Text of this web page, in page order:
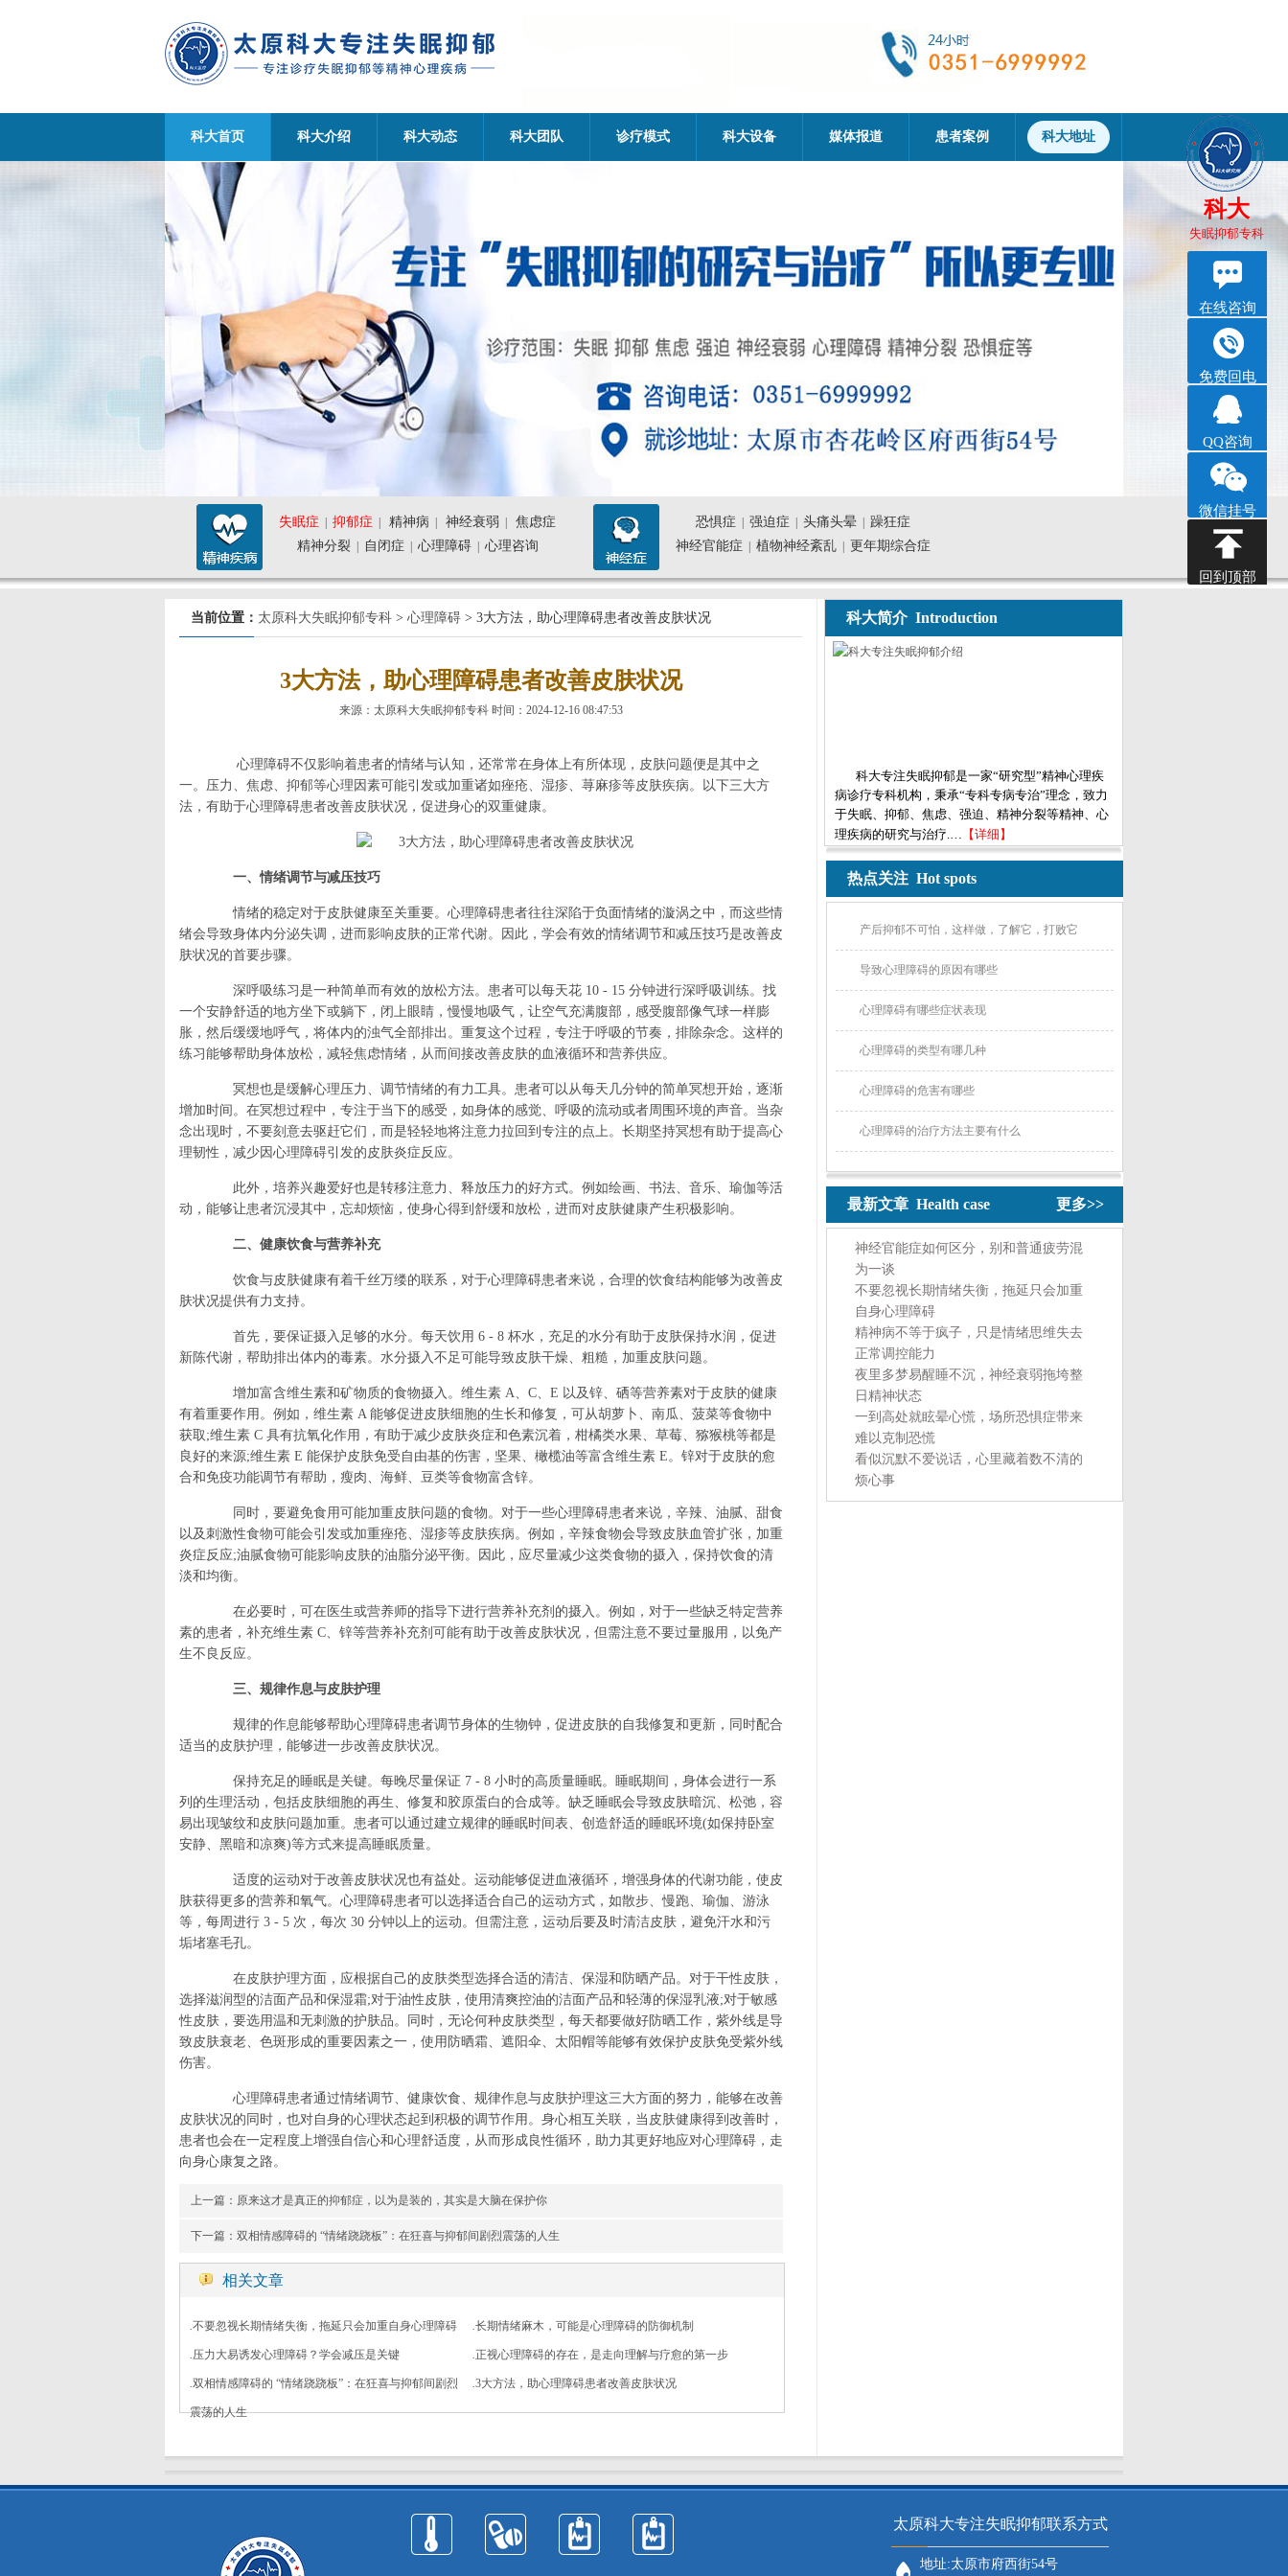
科大首页 科大介绍 科大动态 科大团队 诊疗模式 科大设备 媒体报道 患者案例 科大地址
失眠症 抑郁症 精神病 神经衰弱
焦虑症
精神分裂
自闭症 心理障碍 心理咨询
恐惧症 强迫症 头痛头晕
躁狂症
神经官能症
植物神经紊乱 更年期综合症
当前位置： 太原科大失眠抑郁专科 > 心理障碍 > 3大方法，助心理障碍患者改善皮肤状况
3大方法，助心理障碍患者改善皮肤状况
来源：太原科大失眠抑郁专科 时间：2024-12-16 08:47:53
心理障碍不仅影响着患者的情绪与认知，还常常在身体上有所体现，皮肤问题便是其中之
一。压力、焦虑、抑郁等心理因素可能引发或加重诸如痤疮、湿疹、荨麻疹等皮肤疾病。以下三大方
法，有助于心理障碍患者改善皮肤状况，促进身心的双重健康。
一、情绪调节与减压技巧
情绪的稳定对于皮肤健康至关重要。心理障碍患者往往深陷于负面情绪的漩涡之中，而这些情
绪会导致身体内分泌失调，进而影响皮肤的正常代谢。因此，学会有效的情绪调节和减压技巧是改善皮
肤状况的首要步骤。
深呼吸练习是一种简单而有效的放松方法。患者可以每天花 10 - 15 分钟进行深呼吸训练。找
一个安静舒适的地方坐下或躺下，闭上眼睛，慢慢地吸气，让空气充满腹部，感受腹部像气球一样膨
胀，然后缓缓地呼气，将体内的浊气全部排出。重复这个过程，专注于呼吸的节奏，排除杂念。这样的
练习能够帮助身体放松，减轻焦虑情绪，从而间接改善皮肤的血液循环和营养供应。
冥想也是缓解心理压力、调节情绪的有力工具。患者可以从每天几分钟的简单冥想开始，逐渐
增加时间。在冥想过程中，专注于当下的感受，如身体的感觉、呼吸的流动或者周围环境的声音。当杂
念出现时，不要刻意去驱赶它们，而是轻轻地将注意力拉回到专注的点上。长期坚持冥想有助于提高心
理韧性，减少因心理障碍引发的皮肤炎症反应。
此外，培养兴趣爱好也是转移注意力、释放压力的好方式。例如绘画、书法、音乐、瑜伽等活
动，能够让患者沉浸其中，忘却烦恼，使身心得到舒缓和放松，进而对皮肤健康产生积极影响。
二、健康饮食与营养补充
饮食与皮肤健康有着千丝万缕的联系，对于心理障碍患者来说，合理的饮食结构能够为改善皮
肤状况提供有力支持。
首先，要保证摄入足够的水分。每天饮用 6 - 8 杯水，充足的水分有助于皮肤保持水润，促进
新陈代谢，帮助排出体内的毒素。水分摄入不足可能导致皮肤干燥、粗糙，加重皮肤问题。
增加富含维生素和矿物质的食物摄入。维生素 A、C、E 以及锌、硒等营养素对于皮肤的健康
有着重要作用。例如，维生素 A 能够促进皮肤细胞的生长和修复，可从胡萝卜、南瓜、菠菜等食物中
获取;维生素 C 具有抗氧化作用，有助于减少皮肤炎症和色素沉着，柑橘类水果、草莓、猕猴桃等都是
良好的来源;维生素 E 能保护皮肤免受自由基的伤害，坚果、橄榄油等富含维生素 E。锌对于皮肤的愈
合和免疫功能调节有帮助，瘦肉、海鲜、豆类等食物富含锌。
同时，要避免食用可能加重皮肤问题的食物。对于一些心理障碍患者来说，辛辣、油腻、甜食
以及刺激性食物可能会引发或加重痤疮、湿疹等皮肤疾病。例如，辛辣食物会导致皮肤血管扩张，加重
炎症反应;油腻食物可能影响皮肤的油脂分泌平衡。因此，应尽量减少这类食物的摄入，保持饮食的清
淡和均衡。
在必要时，可在医生或营养师的指导下进行营养补充剂的摄入。例如，对于一些缺乏特定营养
素的患者，补充维生素 C、锌等营养补充剂可能有助于改善皮肤状况，但需注意不要过量服用，以免产
生不良反应。
三、规律作息与皮肤护理
规律的作息能够帮助心理障碍患者调节身体的生物钟，促进皮肤的自我修复和更新，同时配合
适当的皮肤护理，能够进一步改善皮肤状况。
保持充足的睡眠是关键。每晚尽量保证 7 - 8 小时的高质量睡眠。睡眠期间，身体会进行一系
列的生理活动，包括皮肤细胞的再生、修复和胶原蛋白的合成等。缺乏睡眠会导致皮肤暗沉、松弛，容
易出现皱纹和皮肤问题加重。患者可以通过建立规律的睡眠时间表、创造舒适的睡眠环境(如保持卧室
安静、黑暗和凉爽)等方式来提高睡眠质量。
适度的运动对于改善皮肤状况也有益处。运动能够促进血液循环，增强身体的代谢功能，使皮
肤获得更多的营养和氧气。心理障碍患者可以选择适合自己的运动方式，如散步、慢跑、瑜伽、游泳
等，每周进行 3 - 5 次，每次 30 分钟以上的运动。但需注意，运动后要及时清洁皮肤，避免汗水和污
垢堵塞毛孔。
在皮肤护理方面，应根据自己的皮肤类型选择合适的清洁、保湿和防晒产品。对于干性皮肤，
选择滋润型的洁面产品和保湿霜;对于油性皮肤，使用清爽控油的洁面产品和轻薄的保湿乳液;对于敏感
性皮肤，要选用温和无刺激的护肤品。同时，无论何种皮肤类型，每天都要做好防晒工作，紫外线是导
致皮肤衰老、色斑形成的重要因素之一，使用防晒霜、遮阳伞、太阳帽等能够有效保护皮肤免受紫外线
伤害。
心理障碍患者通过情绪调节、健康饮食、规律作息与皮肤护理这三大方面的努力，能够在改善
皮肤状况的同时，也对自身的心理状态起到积极的调节作用。身心相互关联，当皮肤健康得到改善时，
患者也会在一定程度上增强自信心和心理舒适度，从而形成良性循环，助力其更好地应对心理障碍，走
向身心康复之路。
上一篇： 原来这才是真正的抑郁症，以为是装的，其实是大脑在保护你
下一篇： 双相情感障碍的 “情绪跷跷板”：在狂喜与抑郁间剧烈震荡的人生
相关文章
.不要忽视长期情绪失衡，拖延只会加重自身心理障碍 .长期情绪麻木，可能是心理障碍的防御机制
.压力大易诱发心理障碍？学会减压是关键 .正视心理障碍的存在，是走向理解与疗愈的第一步
.双相情感障碍的 “情绪跷跷板”：在狂喜与抑郁间剧烈
震荡的人生
.3大方法，助心理障碍患者改善皮肤状况
科大简介 Introduction
科大专注失眠抑郁是一家“研究型”精神心理疾
病诊疗专科机构，秉承“专科专病专治”理念，致力
于失眠、抑郁、焦虑、强迫、精神分裂等精神、心
理疾病的研究与治疗.… 【详细】
热点关注 Hot spots
产后抑郁不可怕，这样做，了解它，打败它
导致心理障碍的原因有哪些
心理障碍有哪些症状表现
心理障碍的类型有哪几种
心理障碍的危害有哪些
心理障碍的治疗方法主要有什么
最新文章 Health case 更多>>
神经官能症如何区分，别和普通疲劳混
为一谈
不要忽视长期情绪失衡，拖延只会加重
自身心理障碍
精神病不等于疯子，只是情绪思维失去
正常调控能力
夜里多梦易醒睡不沉，神经衰弱拖垮整
日精神状态
一到高处就眩晕心慌，场所恐惧症带来
难以克制恐慌
看似沉默不爱说话，心里藏着数不清的
烦心事
太原科大专注失眠抑郁联系方式
地址:太原市府西街54号
科大
失眠抑郁专科
在线咨询
免费回电
QQ咨询
微信挂号
回到顶部